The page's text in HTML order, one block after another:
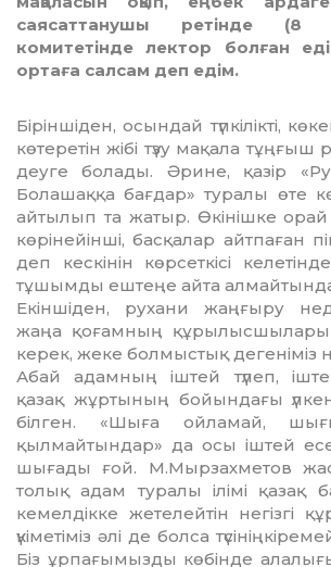
саясаттанушы ретінде
комитетінде лектор болған
ортаға салсам деп едім.
Біріншіден, осындай түпкілік­ті,
көтеретін жібі түзу мақала
деуге болады. Әрине, қазір
Болашаққа бағдар» туралы өте
айтылып та жатыр. Өкінішке
көрінейінші, бас­қалар айтпаған
деп кескінін көрсеткісі
тұшымды ештеңе айта
Екіншіден, рухани жаңғыру
жаңа қоғамның
керек, жеке болмыстық дегеніміз
Абай адамның іштей түлеп,
қазақ жұрты­ның бойындағы
білген. «Шыға ойламай,
қылмайтындар» да осы іштей
шығады ғой. М.Мырзахметов
толық адам туралы ілімі қазақ
кемел­дікке жетелейтін негізгі
үкіметіміз әлі де болса
Біз ұрпағымызды көбінде